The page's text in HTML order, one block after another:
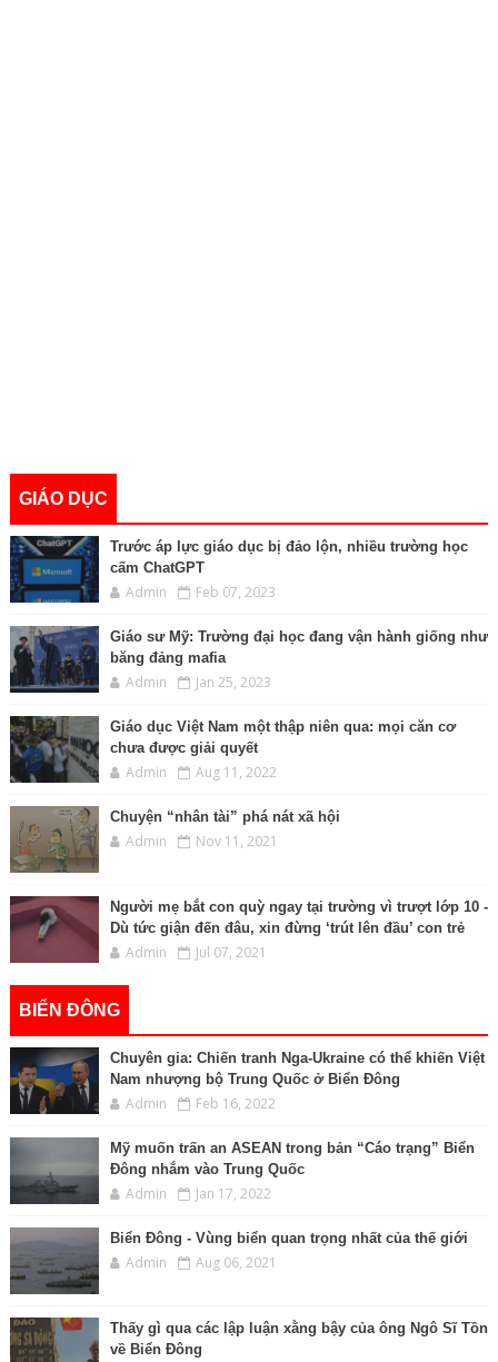
GIÁO DỤC
Trước áp lực giáo dục bị đảo lộn, nhiều trường học
cấm ChatGPT
Admin Feb 07, 2023
Giáo sư Mỹ: Trường đại học đang vận hành giống như
băng đảng mafia
Admin Jan 25, 2023
Giáo dục Việt Nam một thập niên qua: mọi căn cơ
chưa được giải quyết
Admin Aug 11, 2022
Chuyện “nhân tài” phá nát xã hội
Admin Nov 11, 2021
Người mẹ bắt con quỳ ngay tại trường vì trượt lớp 10 -
Dù tức giận đến đâu, xin đừng ‘trút lên đầu’ con trẻ
Admin Jul 07, 2021
BIỂN ĐÔNG
Chuyên gia: Chiến tranh Nga-Ukraine có thể khiến Việt
Nam nhượng bộ Trung Quốc ở Biển Đông
Admin Feb 16, 2022
Mỹ muốn trấn an ASEAN trong bản “Cáo trạng” Biển
Đông nhắm vào Trung Quốc
Admin Jan 17, 2022
Biển Đông - Vùng biển quan trọng nhất của thế giới
Admin Aug 06, 2021
Thấy gì qua các lập luận xằng bậy của ông Ngô Sĩ Tồn
về Biển Đông